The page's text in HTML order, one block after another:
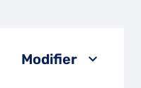
Modifier